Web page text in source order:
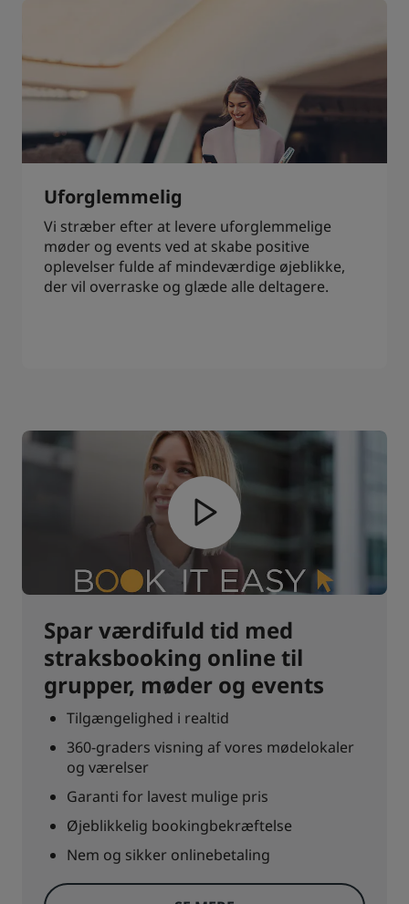
Uforglemmelig
Vi stræber efter at levere uforglemmelige
møder og events ved at skabe positive
oplevelser fulde af mindeværdige øjeblikke,
der vil overraske og glæde alle deltagere.
Spar værdifuld tid med
straksbooking online til
grupper, møder og events
Tilgængelighed i realtid
360-graders visning af vores mødelokaler
og værelser
Garanti for lavest mulige pris
Øjeblikkelig bookingbekræftelse
Nem og sikker onlinebetaling